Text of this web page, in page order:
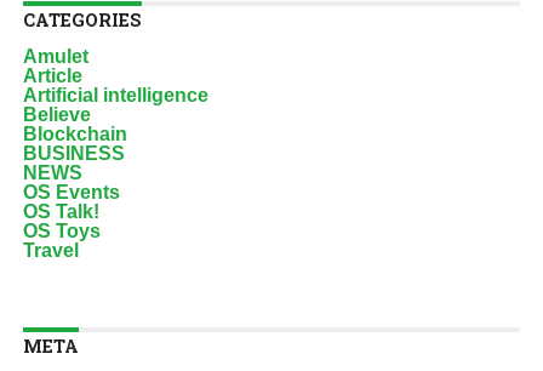
CATEGORIES
Amulet
Article
Artificial intelligence
Believe
Blockchain
BUSINESS
NEWS
OS Events
OS Talk!
OS Toys
Travel
META